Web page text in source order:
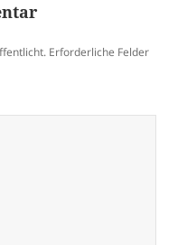
Erforderliche Felder